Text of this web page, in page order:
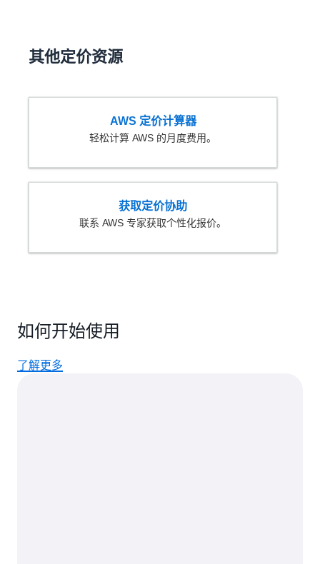
其他定价资源
AWS 定价计算器
轻松计算 AWS 的月度费用。
获取定价协助
联系 AWS 专家获取个性化报价。
如何开始使用
了解更多